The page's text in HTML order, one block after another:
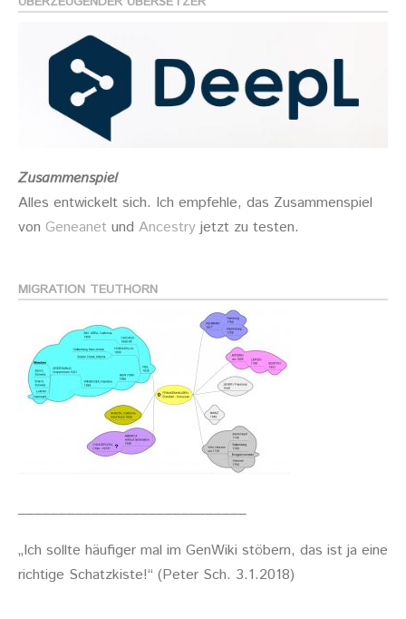
Zusammenspiel
Alles entwickelt sich. Ich empfehle, das Zusammenspiel
von Geneanet und Ancestry jetzt zu testen.
MIGRATION TEUTHORN
„Ich sollte häufiger mal im GenWiki stöbern, das ist ja eine
richtige Schatzkiste!“ (Peter Sch. 3.1.2018)